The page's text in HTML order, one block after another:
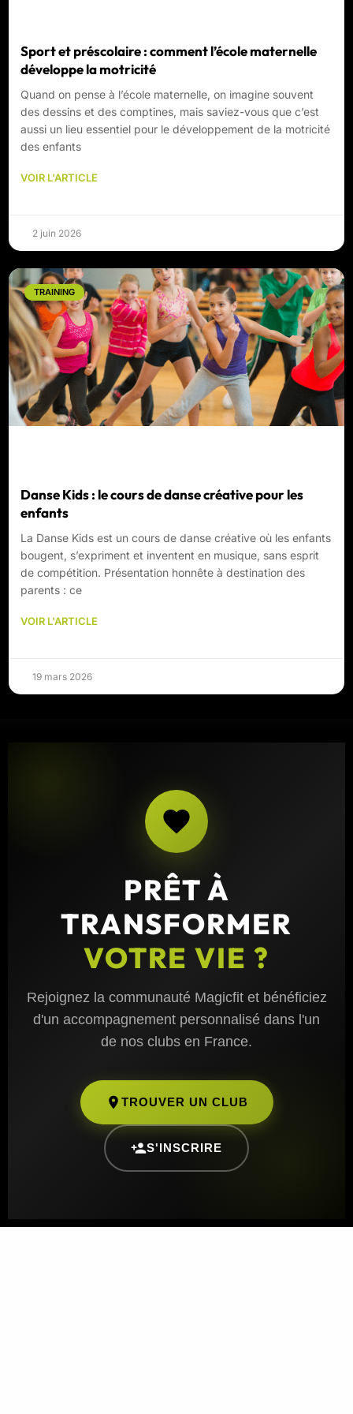
Sport et préscolaire : comment l’école maternelle
développe la motricité
Quand on pense à l’école maternelle, on imagine souvent
des dessins et des comptines, mais saviez-vous que c’est
aussi un lieu essentiel pour le développement de la motricité
des enfants
VOIR L'ARTICLE
2 juin 2026
TRAINING
Danse Kids : le cours de danse créative pour les
enfants
La Danse Kids est un cours de danse créative où les enfants
bougent, s’expriment et inventent en musique, sans esprit
de compétition. Présentation honnête à destination des
parents : ce
VOIR L'ARTICLE
19 mars 2026
PRÊT À
TRANSFORMER
VOTRE VIE ?
Rejoignez la communauté Magicfit et bénéficiez
d'un accompagnement personnalisé dans l'un
de nos clubs en France.
TROUVER UN CLUB
S'INSCRIRE